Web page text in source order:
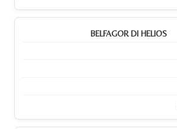
BELFAGOR DI HELIOS